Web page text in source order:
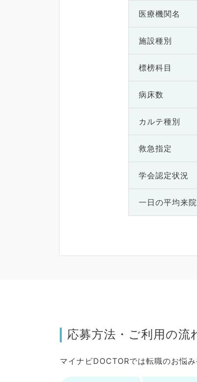
医療機関名
施設種別
標榜科目
病床数
カルテ種別
救急指定
学会認定状況
一日の平均来
応募方法・ご利用の流
マイナビDOCTORでは転職のお悩